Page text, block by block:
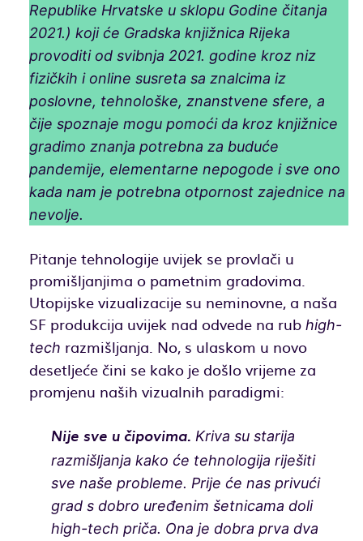
Republike Hrvatske u sklopu Godine čitanja
2021.) koji će Gradska knjižnica Rijeka
provoditi od svibnja 2021. godine kroz niz
fizičkih i online susreta sa znalcima iz
poslovne, tehnološke, znanstvene sfere, a
čije spoznaje mogu pomoći da kroz knjižnice
gradimo znanja potrebna za buduće
pandemije, elementarne nepogode i sve ono
kada nam je potrebna otpornost zajednice na
nevolje.
Pitanje tehnologije uvijek se provlači u
promišljanjima o pametnim gradovima.
Utopijske vizualizacije su neminovne, a naša
SF produkcija uvijek nad odvede na rub high-
tech razmišljanja. No, s ulaskom u novo
desetljeće čini se kako je došlo vrijeme za
promjenu naših vizualnih paradigmi:
Nije sve u čipovima. Kriva su starija
razmišljanja kako će tehnologija riješiti
sve naše probleme. Prije će nas privući
grad s dobro uređenim šetnicama doli
high-tech priča. Ona je dobra prva dva